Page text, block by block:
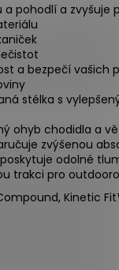
pohodlí a zvyšuje
a bezpečí vašich
stélka s
ohyb chodidla a
zvýšenou
odolné
trakci pro
Kinetic